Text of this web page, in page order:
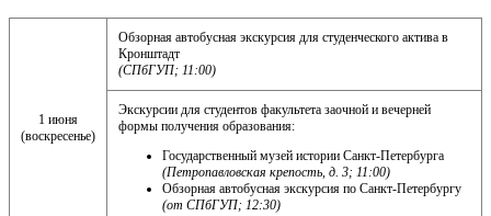
1 июня
(воскресенье)
Обзорная автобусная экскурсия для студенческого актива в
Кронштадт
(СПбГУП; 11:00)
Экскурсии для студентов факультета заочной и вечерней
формы получения образования:
Государственный музей истории Санкт-Петербурга
(Петропавловская крепость, д. 3; 11:00)
Обзорная автобусная экскурсия по Санкт-Петербургу
(от СПбГУП; 12:30)